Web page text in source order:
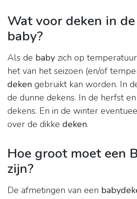
Wat voor deken in
baby?
Als de baby zich op
het van het seizoen (en/of
deken gebruikt kan worden. In
de dunne dekens. In de herfst
dekens. En in de winter
over de dikke deken.
Hoe groot moet een
zijn?
De afmetingen van een